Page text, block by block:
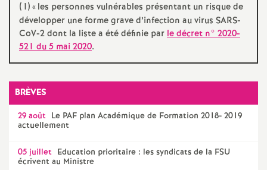
(1) «les personnes vulnérables présentant un risque de
développer une forme grave d’infection au virus SARS-
CoV-2 dont la liste a été définie parle décret n° 2020-
521 du 5 mai 2020.
BRÈVES
29 août Le PAF plan Académique de Formation 2018- 2019
actuellement
05 juillet Education prioritaire : les syndicats de la FSU
écrivent au Ministre